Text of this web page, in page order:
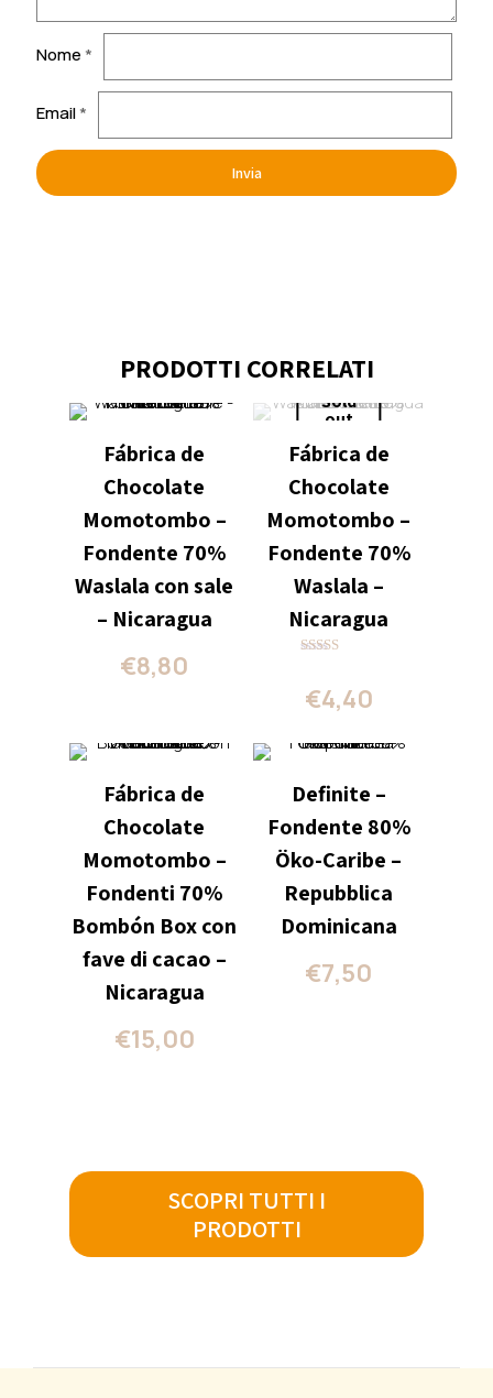
Nome *
Email*
PRODOTTI CORRELATI
Fábrica de
Chocolate
Momotombo –
Fondente 70%
Waslala con sale
– Nicaragua
€8,80
Sold
out
Fábrica de
Chocolate
Momotombo –
Fondente 70%
Waslala –
Nicaragua
su 5
€4,40
Fábrica de
Chocolate
Momotombo –
Fondenti 70%
Bombón Box con
fave di cacao –
Nicaragua
€15,00
Definite –
Fondente 80%
Öko-Caribe –
Repubblica
Dominicana
€7,50
SCOPRI TUTTI I
PRODOTTI